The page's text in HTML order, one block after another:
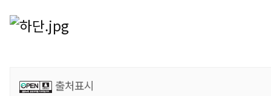
출처표시